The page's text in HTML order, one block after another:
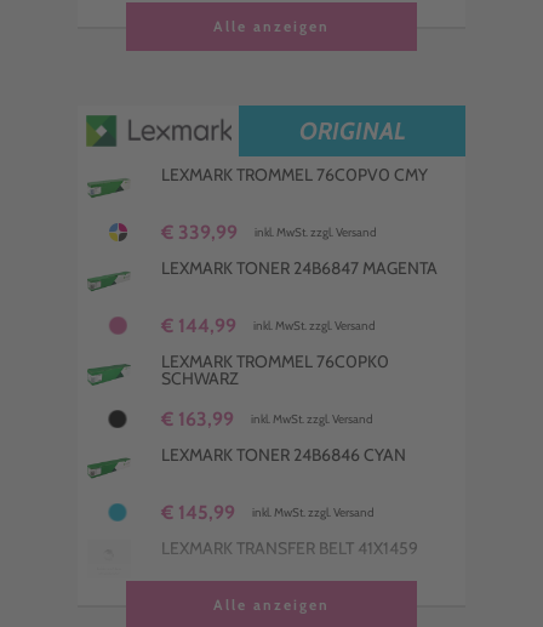
€ 237,99 inkl. MwSt. zzgl. Versand
€ 94,99 inkl. MwSt. zzgl. Versand
Alle anzeigen
ORIGINAL
LEXMARK TROMMEL 76C0PV0 CMY
€ 339,99 inkl. MwSt. zzgl. Versand
LEXMARK TONER 24B6847 MAGENTA
€ 144,99 inkl. MwSt. zzgl. Versand
LEXMARK TROMMEL 76C0PK0
SCHWARZ
€ 163,99 inkl. MwSt. zzgl. Versand
LEXMARK TONER 24B6846 CYAN
€ 145,99 inkl. MwSt. zzgl. Versand
LEXMARK TRANSFER BELT 41X1459
€ 631,99 inkl. MwSt. zzgl. Versand
Alle anzeigen